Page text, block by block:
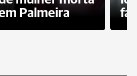
Palmeira